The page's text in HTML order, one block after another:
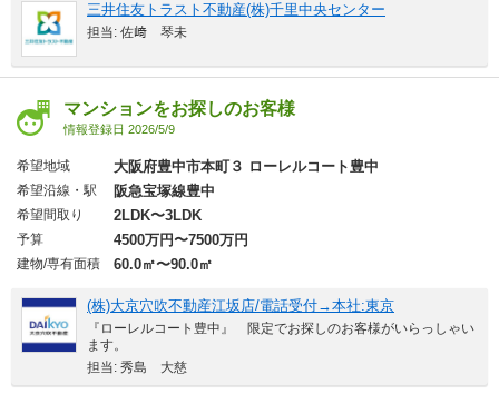
三井住友トラスト不動産(株)千里中央センター
担当: 佐﨑 琴未
マンションをお探しのお客様
情報登録日 2026/5/9
希望地域 大阪府豊中市本町３ ローレルコート豊中
希望沿線・駅 阪急宝塚線豊中
希望間取り 2LDK〜3LDK
予算 4500万円〜7500万円
建物/専有面積 60.0㎡〜90.0㎡
(株)大京穴吹不動産江坂店/電話受付→本社:東京
『ローレルコート豊中』 限定でお探しのお客様がいらっしゃい
ます。
担当: 秀島 大慈